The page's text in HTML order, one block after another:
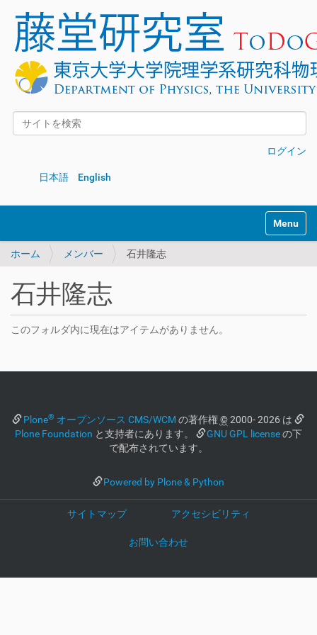
サイトを検索
ログイン
日本語 English
Toggle
ホーム メンバー 石井隆志
石井隆志
このフォルダ内に現在はアイテムがありません。
Plone® オープンソース CMS/WCM の著作権©2000- 2026 は
Plone Foundation と支持者にあります。 GNU GPL licenseの下
で配布されています。
Powered by Plone & Python
サイトマップ アクセシビリティ
お問い合わせ